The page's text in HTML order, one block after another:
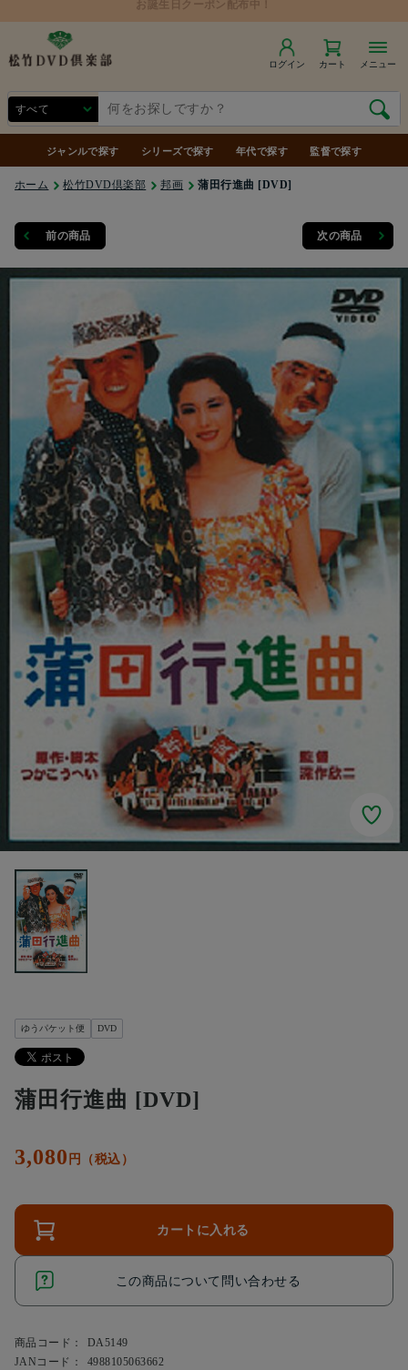
ログイン カート メニュー
ジャンルで探す シリーズで探す 年代で探す 監督で探す
ホーム 松竹DVD倶楽部 邦画 蒲田行進曲 [DVD]
前の商品 次の商品
ゆうパケット便 DVD
蒲田行進曲 [DVD]
3,080 円（税込）
カートに入れる
この商品について問い合わせる
商品コード：
DA5149
JANコード：
4988105063662